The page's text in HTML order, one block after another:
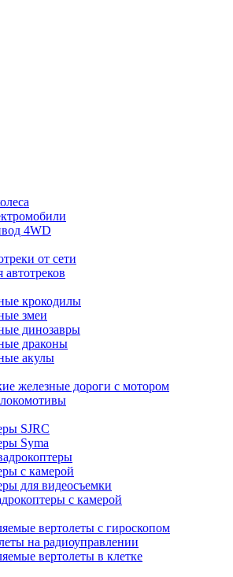
4WD
от сети
автотреков
крокодилы
змеи
динозавры
драконы
акулы
железные дороги с мотором
SJRC
Syma
с камерой
для видеосъемки
с камерой
вертолеты с гироскопом
на радиоуправлении
вертолеты в клетке